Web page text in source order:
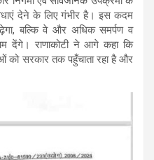
देने के लिए गंभीर है। इस कदम
बल्कि वे और अधिक समर्पण व
देंगे। राणाकोटी ने आगे कहा कि
को सरकार तक पहुँचाता रहा है और